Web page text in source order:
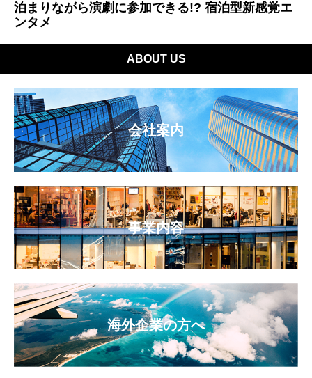
泊まりながら演劇に参加できる!? 宿泊型新感覚エ
ンタメ
ABOUT US
会社案内
事業内容
海外企業の方へ